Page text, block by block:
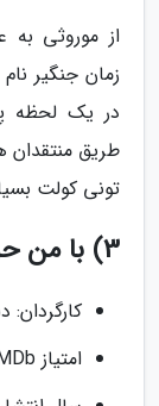
از موروثی به
زمان جنگیر
طریق
تونی کولت
3) با من حرف بزن (Talk to Me)
کارگردان:
امتیاز IMDb به فیلم: 7.2 از 10